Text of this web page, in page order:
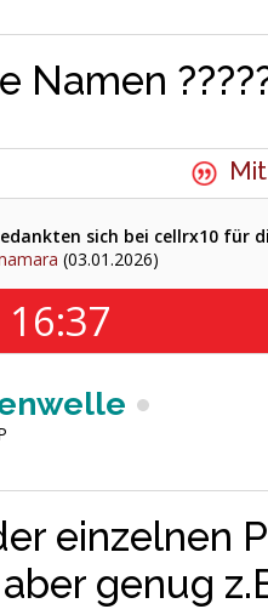
Namen
sich bei cellrx10 für
(03.01.2026)
einzelnen
genug